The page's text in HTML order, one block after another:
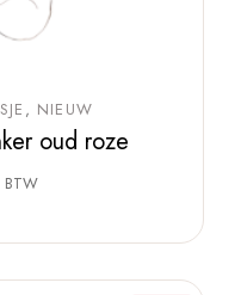
NIEUW
oud roze
BTW